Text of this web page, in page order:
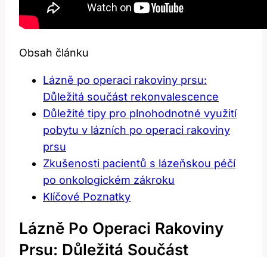
Obsah článku
Lázně po operaci rakoviny prsu:
Důležitá součást rekonvalescence
Důležité tipy pro plnohodnotné využití
pobytu v lázních po operaci rakoviny
prsu
Zkušenosti pacientů s lázeňskou péčí
po onkologickém zákroku
Klíčové Poznatky
Lázně Po Operaci Rakoviny
Prsu: Důležitá Součást